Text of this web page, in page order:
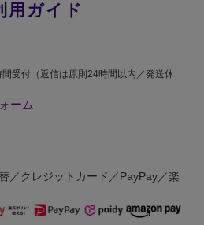
用ガイド
受付（返信は原則24時間以内／発送休
ーム
／クレジットカード／PayPay／楽